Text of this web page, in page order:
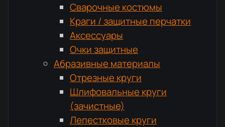
Сварочные костюмы
Краги / защитные перчатки
Аксессуары
Очки защитные
Абразивные материалы
Отрезные круги
Шлифовальные круги
(зачистные)
Лепестковые круги